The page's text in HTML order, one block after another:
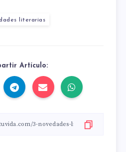
literarias
Artículo: